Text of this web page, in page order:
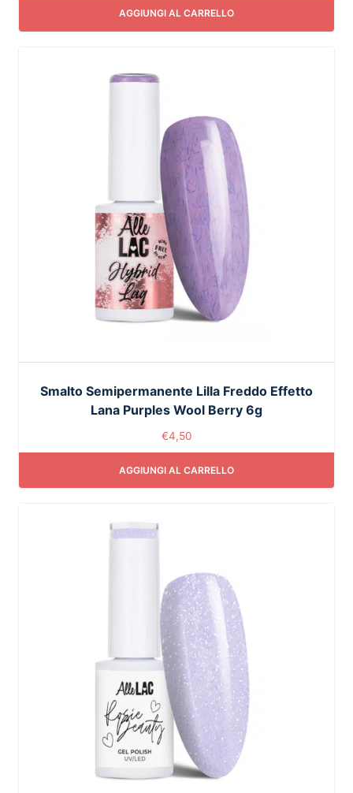
AGGIUNGI AL CARRELLO
Smalto Semipermanente Lilla Freddo Effetto
Lana Purples Wool Berry 6g
€4,50
AGGIUNGI AL CARRELLO